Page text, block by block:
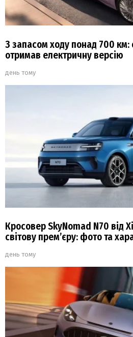
З запасом ходу понад 700 км:
отримав електричну версію
день тому
Кросовер SkyNomad N70 від
світову прем’єру: фото та
день тому